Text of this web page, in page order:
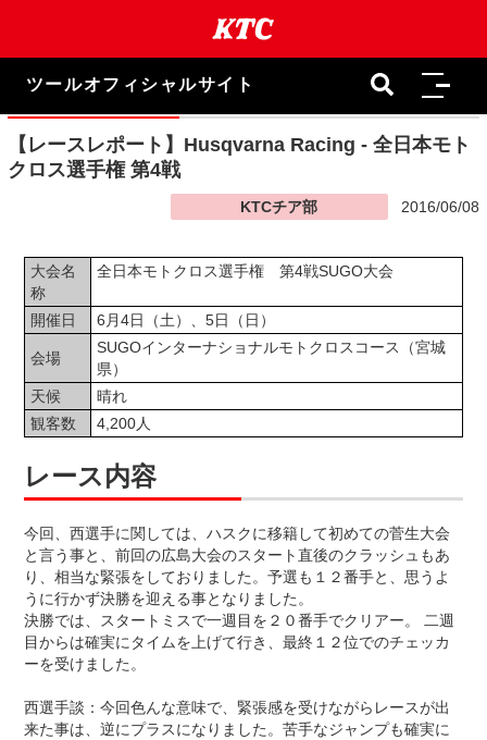
ま
キ
プ
ツールオフィシャルサイト
【レースレポート】Husqvarna Racing - 全日本モト
クロス選手権 第4戦
KTCチア部 2016/06/08
大会名
称
全日本モトクロス選手権 第4戦SUGO大会
開催日 6月4日（土）、5日（日）
会場
SUGOインターナショナルモトクロスコース（宮城
県）
天候
晴れ
観客数
4,200人
レース内容
今回、西選手に関しては、ハスクに移籍して初めての菅生大会
と言う事と、前回の広島大会のスタート直後のクラッシュもあ
り、相当な緊張をしておりました。予選も１２番手と、思うよ
うに行かず決勝を迎える事となりました。
決勝では、スタートミスで一週目を２０番手でクリアー。 二週
目からは確実にタイムを上げて行き、最終１２位でのチェッカ
ーを受けました。
西選手談：今回色んな意味で、緊張感を受けながらレースが出
来た事は、逆にプラスになりました。苦手なジャンプも確実に